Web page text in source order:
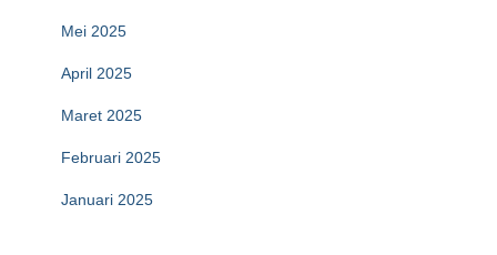
Mei 2025
April 2025
Maret 2025
Februari 2025
Januari 2025